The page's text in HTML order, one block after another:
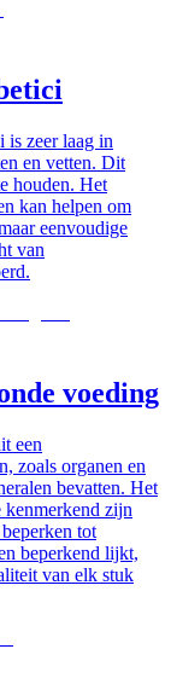
zeer laag in
en vetten. Dit
houden. Het
kan helpen om
eenvoudige
van
voeding
een
zoals organen en
bevatten. Het
kenmerkend zijn
tot
beperkend lijkt,
van elk stuk